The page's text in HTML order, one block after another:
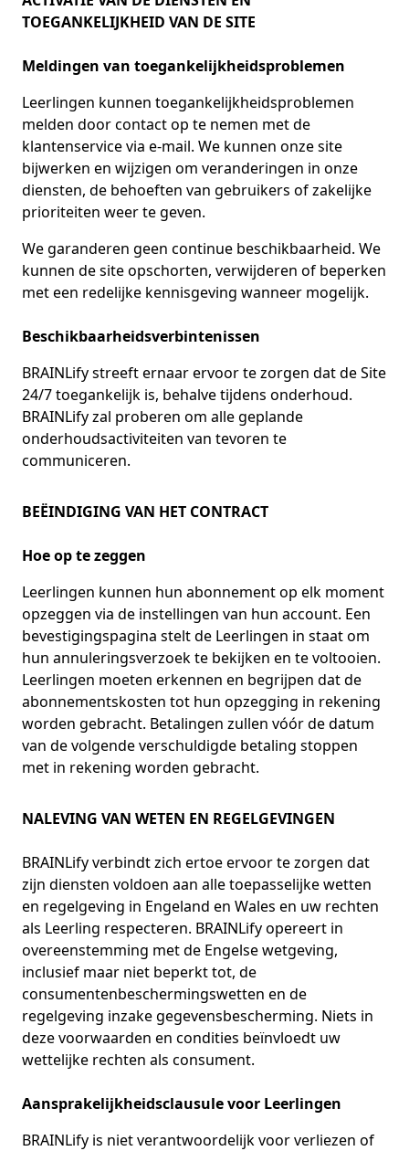
TOEGANKELIJKHEID VAN DE SITE
Meldingen van toegankelijkheidsproblemen
Leerlingen kunnen toegankelijkheidsproblemen
melden door contact op te nemen met de
klantenservice via e-mail. We kunnen onze site
bijwerken en wijzigen om veranderingen in onze
diensten, de behoeften van gebruikers of zakelijke
prioriteiten weer te geven.
We garanderen geen continue beschikbaarheid. We
kunnen de site opschorten, verwijderen of beperken
met een redelijke kennisgeving wanneer mogelijk.
Beschikbaarheidsverbintenissen
BRAINLify streeft ernaar ervoor te zorgen dat de Site
24/7 toegankelijk is, behalve tijdens onderhoud.
BRAINLify zal proberen om alle geplande
onderhoudsactiviteiten van tevoren te
communiceren.
BEËINDIGING VAN HET CONTRACT
Hoe op te zeggen
Leerlingen kunnen hun abonnement op elk moment
opzeggen via de instellingen van hun account. Een
bevestigingspagina stelt de Leerlingen in staat om
hun annuleringsverzoek te bekijken en te voltooien.
Leerlingen moeten erkennen en begrijpen dat de
abonnementskosten tot hun opzegging in rekening
worden gebracht. Betalingen zullen vóór de datum
van de volgende verschuldigde betaling stoppen
met in rekening worden gebracht.
NALEVING VAN WETEN EN REGELGEVINGEN
BRAINLify verbindt zich ertoe ervoor te zorgen dat
zijn diensten voldoen aan alle toepasselijke wetten
en regelgeving in Engeland en Wales en uw rechten
als Leerling respecteren. BRAINLify opereert in
overeenstemming met de Engelse wetgeving,
inclusief maar niet beperkt tot, de
consumentenbeschermingswetten en de
regelgeving inzake gegevensbescherming. Niets in
deze voorwaarden en condities beïnvloedt uw
wettelijke rechten als consument.
Aansprakelijkheidsclausule voor Leerlingen
BRAINLify is niet verantwoordelijk voor verliezen of